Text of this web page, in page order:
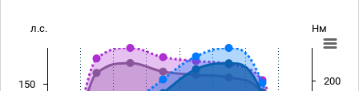
л.с. Нм
150 200